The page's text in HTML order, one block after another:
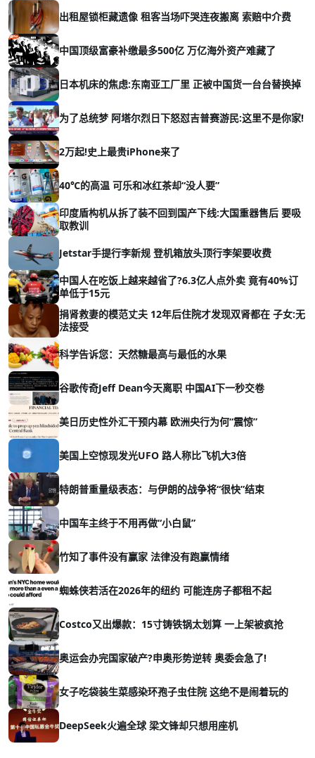
出租屋锁柜藏遗像 租客当场吓哭连夜搬离 索赔中介费
中国顶级富豪补缴最多500亿 万亿海外资产难藏了
日本机床的焦虑:东南亚工厂里 正被中国货一台台替换掉
为了总统梦 阿塔尔烈日下怒怼吉普赛游民:这里不是你家!
2万起!史上最贵iPhone来了
40℃的高温 可乐和冰红茶却“没人要”
印度盾构机从拆了装不回到国产下线:大国重器售后 要吸
取教训
Jetstar手提行李新规 登机箱放头顶行李架要收费
中国人在吃饭上越来越省了?6.3亿人点外卖 竟有40%订
单低于15元
捐肾救妻的模范丈夫 12年后住院才发现双肾都在 子女:无
法接受
科学告诉您：天然糖最高与最低的水果
谷歌传奇Jeff Dean今天离职 中国AI下一秒交卷
美日历史性外汇干预内幕 欧洲央行为何“震惊”
美国上空惊现发光UFO 路人称比飞机大3倍
特朗普重量级表态：与伊朗的战争将“很快”结束
中国车主终于不用再做“小白鼠”
竹知了事件没有赢家 法律没有跑赢情绪
蜘蛛侠若活在2026年的纽约 可能连房子都租不起
Costco又出爆款：15寸铸铁锅太划算 一上架被疯抢
奥运会办完国家破产?申奥形势逆转 奥委会急了!
女子吃袋装生菜感染环孢子虫住院 这绝不是闹着玩的
DeepSeek火遍全球 梁文锋却只想用座机